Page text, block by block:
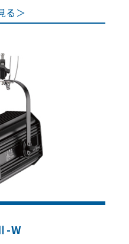
る＞
W